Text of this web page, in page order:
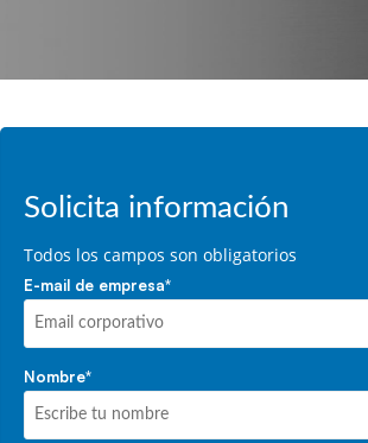
Solicita información
Todos los campos son obligatorios
E-mail de empresa*
Nombre*